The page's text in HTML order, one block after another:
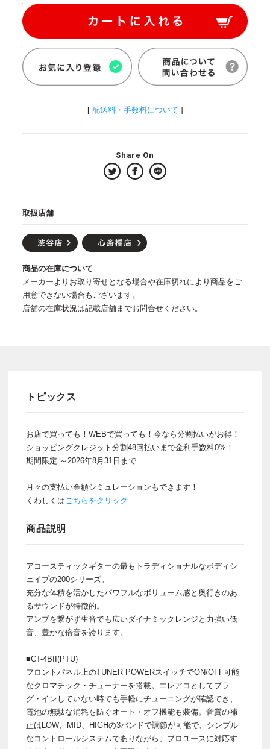
[ 配送料・手数料について ]
Share On
取扱店舗
商品の在庫について
メーカーよりお取り寄せとなる場合や在庫切れにより商品をご
用意できない場合もございます。
店舗の在庫状況は記載店舗までお問合せください。
トピックス
お店で買っても！WEBで買っても！今なら分割払いがお得！
ショッピングクレジット分割48回払いまで金利手数料0%！
期間限定 ～2026年8月31日まで
月々の支払い金額シミュレーションもできます！
くわしくはこちらをクリック
商品説明
アコースティックギターの最もトラディショナルなボディシ
ェイプの200シリーズ。
充分な体積を活かしたパワフルなボリューム感と奥行きのあ
るサウンドが特徴的。
アンプを繋がず生音でも広いダイナミックレンジと力強い低
音、豊かな倍音を誇ります。
■CT-4BII(PTU)
フロントパネル上のTUNER POWERスイッチでON/OFF可能
なクロマチック・チューナーを搭載。エレアコとしてプラ
グ・インしていない時でも手軽にチューニングが確認でき、
電池の無駄な消耗を防ぐオート・オフ機能も装備。音質の補
正はLOW、MID、HIGHの3バンドで調節が可能で、シンプル
なコントロールシステムでありながら、プロユースに対応す